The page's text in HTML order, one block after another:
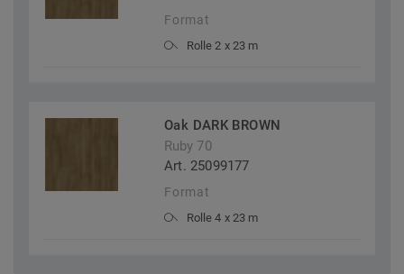
Format
Rolle 2 x 23 m
Oak DARK BROWN
Ruby 70
Art. 25099177
Format
Rolle 4 x 23 m